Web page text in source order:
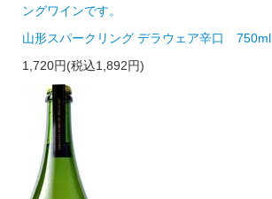
ングワインです。
山形スパークリング デラウェア辛口 750ml
1,720円(税込1,892円)